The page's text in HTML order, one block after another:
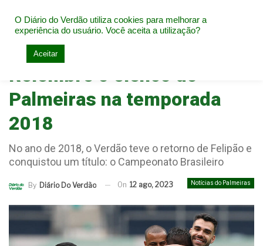
Home Notícias do Palmeiras
Relembre o elenco do
Palmeiras na temporada
2018
No ano de 2018, o Verdão teve o retorno de Felipão e
conquistou um título: o Campeonato Brasileiro
Notícias do Palmeiras
By Diário Do Verdão On 12 ago, 2023
O Diário do Verdão utiliza cookies para melhorar a
experiência do usuário. Você aceita a utilização?
Aceitar